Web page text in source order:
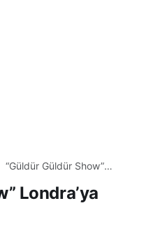
“Güldür Güldür Show”
Londra’ya